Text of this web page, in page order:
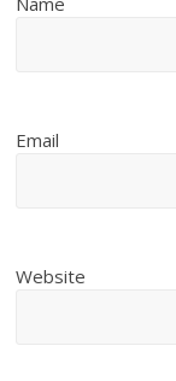
Email
Website